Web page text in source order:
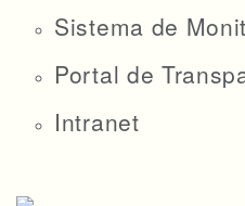
Sistema de
Portal de
Intranet